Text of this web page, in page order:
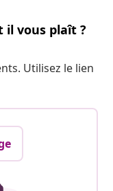
il vous plaît ?
Utilisez le lien